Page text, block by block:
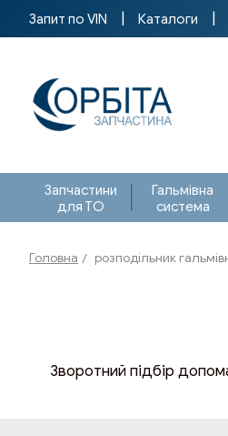
Запит по VIN Каталоги
Запчастини
для ТО
Гальмівна
система
Головна розподільник
Зворотний підбір